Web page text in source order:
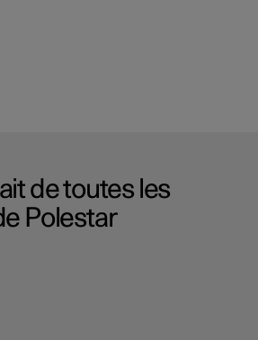
de toutes les
Polestar